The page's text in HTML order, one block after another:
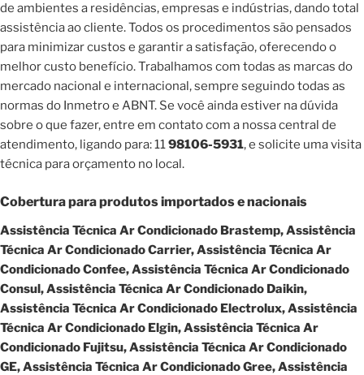
de ambientes a residências, empresas e indústrias, dando total
assistência ao cliente. Todos os procedimentos são pensados
para minimizar custos e garantir a satisfação, oferecendo o
melhor custo benefício. Trabalhamos com todas as marcas do
mercado nacional e internacional, sempre seguindo todas as
normas do Inmetro e ABNT. Se você ainda estiver na dúvida
sobre o que fazer, entre em contato com a nossa central de
atendimento, ligando para: 1198106-5931, e solicite uma visita
técnica para orçamento no local.
Cobertura para produtos importados e nacionais
Assistência Técnica Ar Condicionado Brastemp, Assistência
Técnica Ar Condicionado Carrier, Assistência Técnica Ar
Condicionado Confee, Assistência Técnica Ar Condicionado
Consul, Assistência Técnica Ar Condicionado Daikin,
Assistência Técnica Ar Condicionado Electrolux, Assistência
Técnica Ar Condicionado Elgin, Assistência Técnica Ar
Condicionado Fujitsu, Assistência Técnica Ar Condicionado
GE, Assistência Técnica Ar Condicionado Gree, Assistência